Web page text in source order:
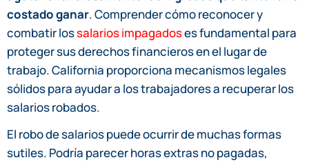
costado ganar. Comprender cómo reconocer y
combatir lossalarios impagadoses fundamental para
proteger sus derechos financieros en el lugar de
trabajo. California proporciona mecanismos legales
sólidos para ayudar a los trabajadores a recuperar los
salarios robados.
El robo de salarios puede ocurrir de muchas formas
sutiles. Podría parecer horas extras no pagadas,